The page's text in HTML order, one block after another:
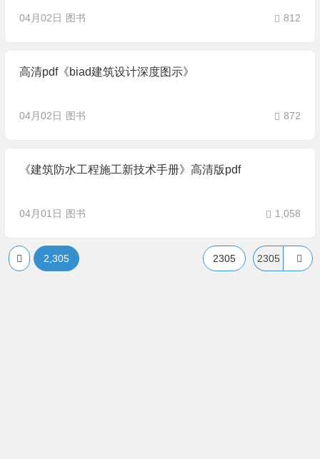
04月02日 图书 812
高清pdf《biad建筑设计深度图示》
04月02日 图书 872
《建筑防水工程施工新技术手册》高清版pdf
04月01日 图书 1,058
2305
2,305